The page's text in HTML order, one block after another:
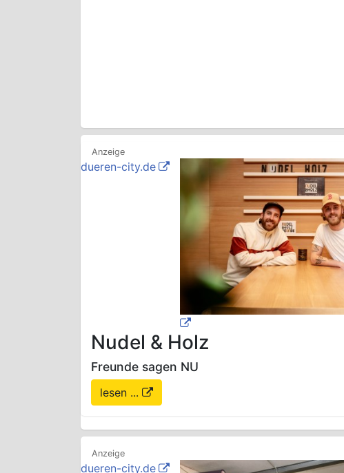
dueren-city.de
Nudel & Holz
Freunde sagen NU
lesen ...
dueren-city.de